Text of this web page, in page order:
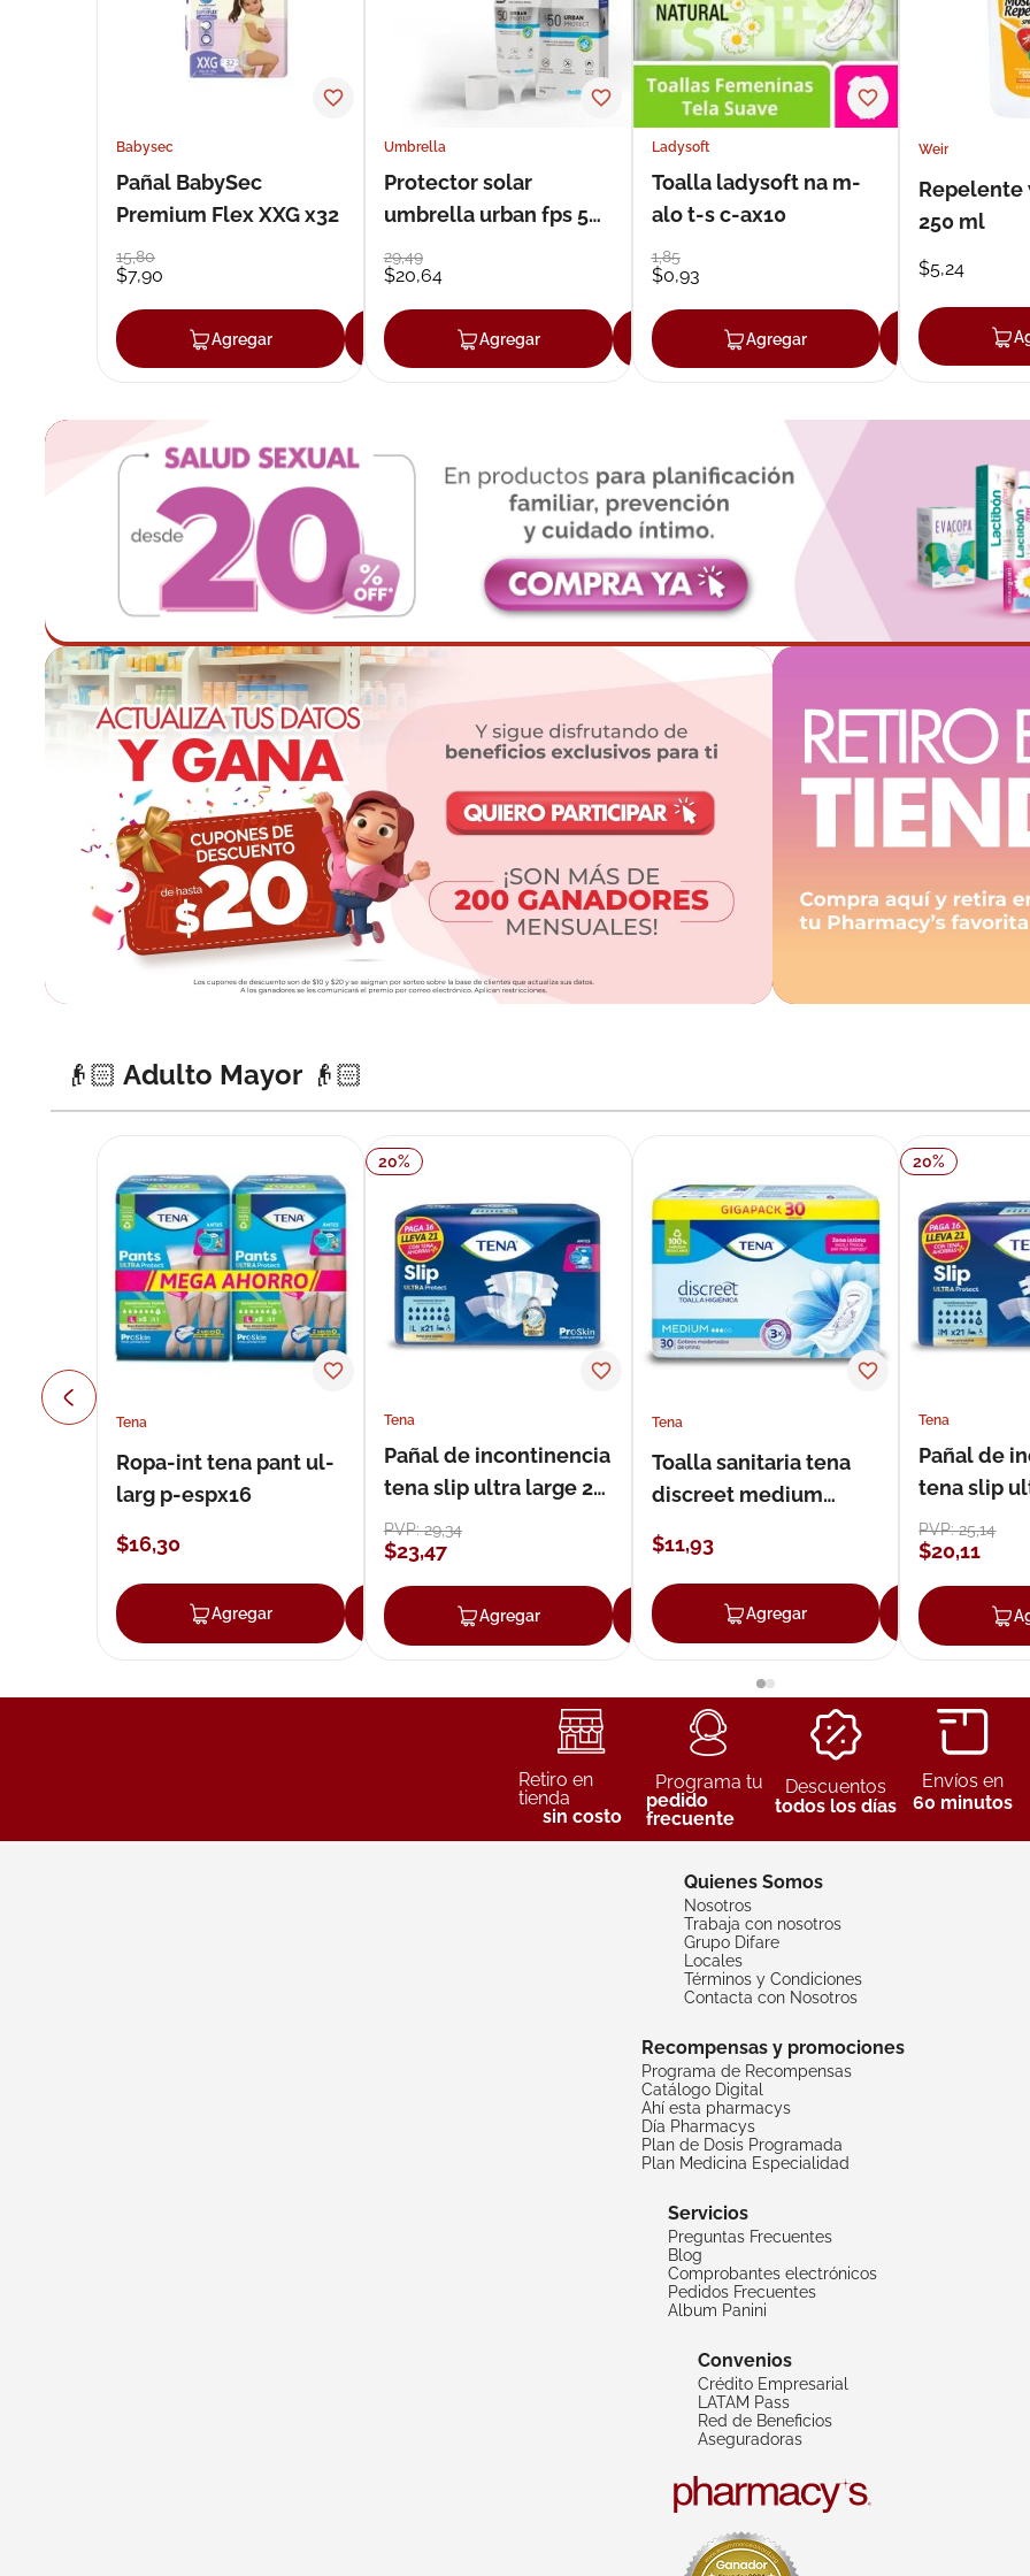
Babysec
Pañal BabySec
Premium Flex XXG x32
15,80
$7,90
Agregar Agregar
Umbrella
Protector solar
umbrella urban fps 50
50 g
29,49
$20,64
Agregar Agregar
Ladysoft
Toalla ladysoft na m-
alo t-s c-ax10
1,85
$0,93
Agregar
Weir
Repelente
250 ml
$5,24
👴🏻 Adulto Mayor 👴🏻
Tena
Ropa-int tena pant ul-
larg p-espx16
$16,30
Agregar Agregar
20%
Tena
Pañal de incontinencia
tena slip ultra large 21
unidades
PVP:29,34
$23,47
Agregar Agregar
Tena
Toalla sanitaria tena
discreet medium
$11,93
Agregar
20%
Tena
Pañal de
tena slip
21 unidades
PVP:25,14
$20,11
Retiro en
tienda
sin costo
Programa tu
pedido
frecuente
Descuentos
todos los días
Envíos en
60 minutos
Quienes Somos
Nosotros
Trabaja con nosotros
Grupo Difare
Locales
Términos y Condiciones
Contacta con Nosotros
Recompensas y promociones
Programa de Recompensas
Catálogo Digital
Ahí esta pharmacys
Día Pharmacys
Plan de Dosis Programada
Plan Medicina Especialidad
Servicios
Preguntas Frecuentes
Blog
Comprobantes electrónicos
Pedidos Frecuentes
Album Panini
Convenios
Crédito Empresarial
LATAM Pass
Red de Beneficios
Aseguradoras